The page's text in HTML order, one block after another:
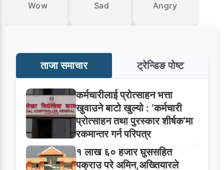
Wow Sad Angry
ताजा समाचार ट्रेन्डिङ पोष्ट
कर्मचारीलाई प्रोत्साहन भत्ता
खुवाउने बाटो खुल्यो : ‘कर्मचारी
प्रोत्साहन तथा पुरस्कार शीर्षक’मा
रकमान्तर गर्न परिपत्र
१ लाख ६० हजार घुससहित
पक्राउ परे अमिन,अख्तियारले